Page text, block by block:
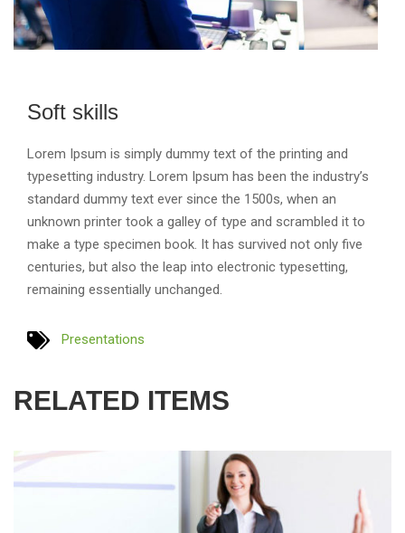
Soft skills
Lorem Ipsum is simply dummy text of the printing and
typesetting industry. Lorem Ipsum has been the industry’s
standard dummy text ever since the 1500s, when an
unknown printer took a galley of type and scrambled it to
make a type specimen book. It has survived not only five
centuries, but also the leap into electronic typesetting,
remaining essentially unchanged.
Presentations
RELATED ITEMS